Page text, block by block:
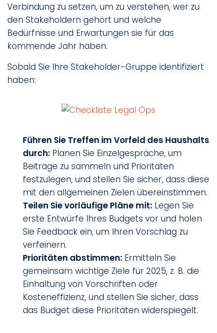
Verbindung zu setzen, um zu verstehen, wer zu
den Stakeholdern gehört und welche
Bedürfnisse und Erwartungen sie für das
kommende Jahr haben.
Sobald Sie Ihre Stakeholder-Gruppe identifiziert
haben:
Führen Sie Treffen im Vorfeld des Haushalts
durch: Planen Sie Einzelgespräche, um
Beiträge zu sammeln und Prioritäten
festzulegen, und stellen Sie sicher, dass diese
mit den allgemeinen Zielen übereinstimmen.
Teilen Sie vorläufige Pläne mit: Legen Sie
erste Entwürfe Ihres Budgets vor und holen
Sie Feedback ein, um Ihren Vorschlag zu
verfeinern.
Prioritäten abstimmen: Ermitteln Sie
gemeinsam wichtige Ziele für 2025, z. B. die
Einhaltung von Vorschriften oder
Kosteneffizienz, und stellen Sie sicher, dass
das Budget diese Prioritäten widerspiegelt.